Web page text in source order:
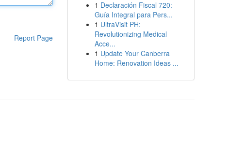
Report Page
1 Declaración Fiscal 720:
Guía Integral para Pers...
1 UltraVisit PH:
Revolutionizing Medical
Acce...
1 Update Your Canberra
Home: Renovation Ideas ...